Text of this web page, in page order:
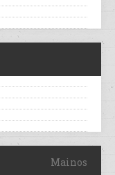
Mainos